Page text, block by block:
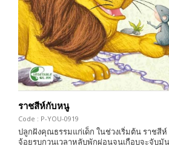
ราชสีห์กับหนู
Code : P-YOU-0919
ปลูกฝังคุณธรรมแก่เด็ก ในช่วงเริ่มต้น ราชสี
จ้อยรบกวนเวลาหลับพักผ่อนจนเกือบจะจับมั